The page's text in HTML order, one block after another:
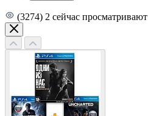
(3274) 2 сейчас просматривают